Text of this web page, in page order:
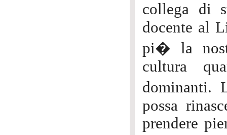
collega di
docente al
pi� la
cultura
dominanti.
possa
prendere